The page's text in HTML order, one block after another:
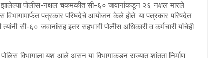
झालेल्या पोलीस-नक्षल चकमकीत सी-६० जवानांकडून २६ नक्षल मारले
विभागामार्फत पत्रकार परिषदेचे आयोजन केले होते. या पत्रकार परिषदेत
सी-६० जवानांसह इतर सहभागी पोलीस अधिकारी व कर्मचारी यांचेही
पोलिस विभागाला यश आले असून या विभागाकडून राज्यात शांतता निर्माण